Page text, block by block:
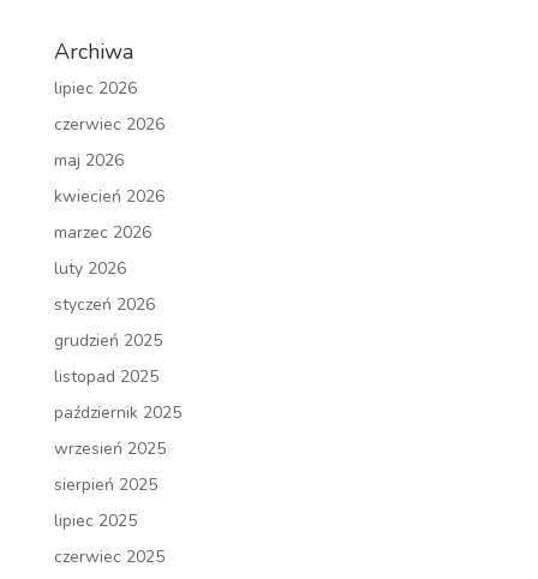
Archiwa
lipiec 2026
czerwiec 2026
maj 2026
kwiecień 2026
marzec 2026
luty 2026
styczeń 2026
grudzień 2025
listopad 2025
październik 2025
wrzesień 2025
sierpień 2025
lipiec 2025
czerwiec 2025